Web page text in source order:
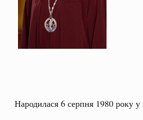
Народилася 6 серпня 1980 року у